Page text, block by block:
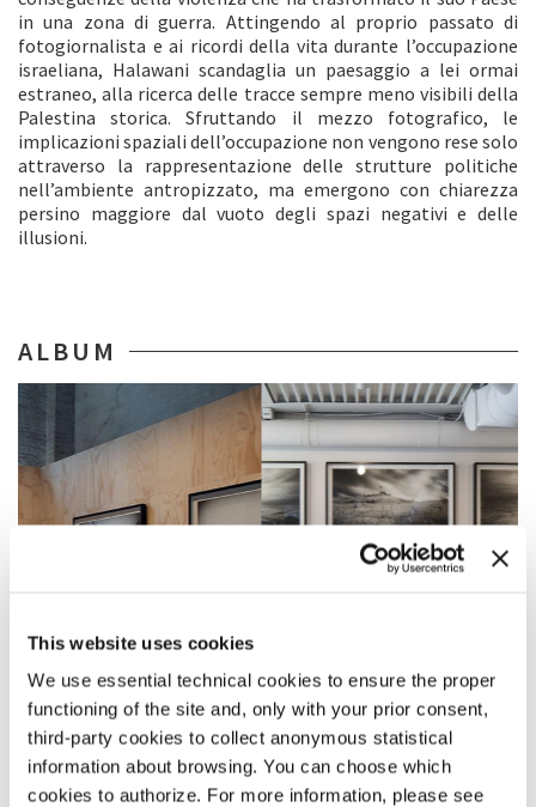
This website uses cookies
We use essential technical cookies to ensure the proper
functioning of the site and, only with your prior consent,
third-party cookies to collect anonymous statistical
information about browsing. You can choose which
cookies to authorize. For more information, please see
in una zona di guerra. Attingendo al proprio passato di
fotogiornalista e ai ricordi della vita durante l’occupazione
israeliana, Halawani scandaglia un paesaggio a lei ormai
estraneo, alla ricerca delle tracce sempre meno visibili della
Palestina storica. Sfruttando il mezzo fotografico, le
implicazioni spaziali dell’occupazione non vengono rese solo
attraverso la rappresentazione delle strutture politiche
nell’ambiente antropizzato, ma emergono con chiarezza
persino maggiore dal vuoto degli spazi negativi e delle
illusioni.
ALBUM
GIARDINI